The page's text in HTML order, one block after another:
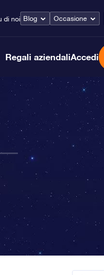
di noi Blog Occasione
Regali aziendaliAccedi